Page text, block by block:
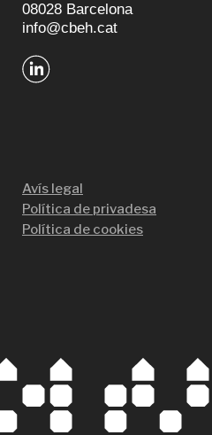
08028 Barcelona
info@cbeh.cat
Avís legal
Política de privadesa
Política de cookies